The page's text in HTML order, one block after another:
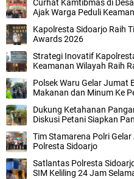
Curhat Kamtibmas di
Ajak Warga Peduli
Kapolresta Sidoarjo Raih
Awards 2026
Strategi Inovatif
Keamanan Wilayah Raih
Polsek Waru Gelar Jumat
Makanan dan Minum Ke
Dukung Ketahanan
Diskusi Petani Siapkan
Tim Stamarena Polri
Polresta Sidoarjo
Satlantas Polresta
SIM Keliling 24 Jam